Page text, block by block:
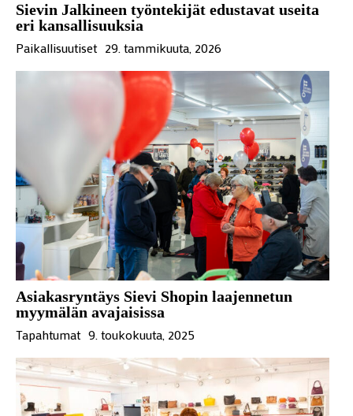
Sievin Jalkineen työntekijät edustavat useita
eri kansallisuuksia
Paikallisuutiset 29. tammikuuta, 2026
Asiakasryntäys Sievi Shopin laajennetun
myymälän avajaisissa
Tapahtumat 9. toukokuuta, 2025